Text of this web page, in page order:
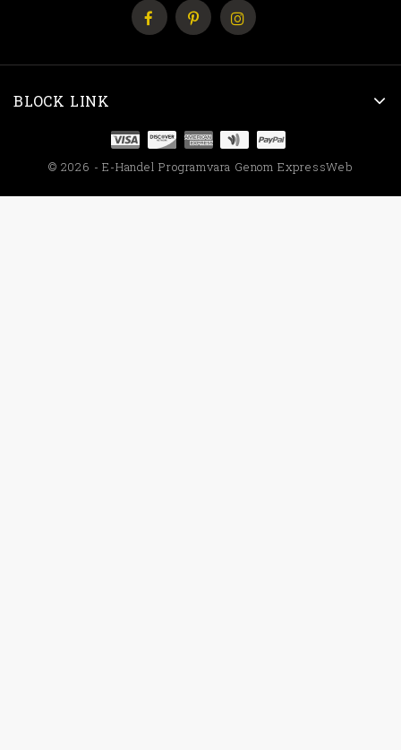
BLOCK LINK
© 2026 - E-Handel Programvara Genom ExpressWeb